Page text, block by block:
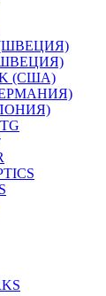
(ШВЕЦИЯ)
(США)